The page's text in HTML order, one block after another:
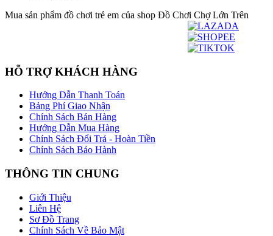
Mua sản phẩm đồ chơi trẻ em của shop Đồ Chơi Chợ Lớn Trên
HỖ TRỢ KHÁCH HÀNG
Hướng Dẫn Thanh Toán
Bảng Phí Giao Nhận
Chính Sách Bán Hàng
Hướng Dẫn Mua Hàng
Chính Sách Đổi Trả - Hoàn Tiền
Chính Sách Bảo Hành
THÔNG TIN CHUNG
Giới Thiệu
Liên Hệ
Sơ Đồ Trang
Chính Sách Về Bảo Mật